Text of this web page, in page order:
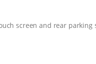
screen and rear parking